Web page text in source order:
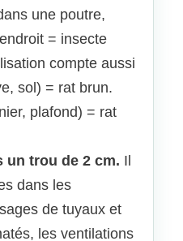
une poutre,
= insecte
compte aussi
sol) = rat brun.
plafond) = rat
un trou de 2 cm. Il
dans les
de tuyaux et
les ventilations